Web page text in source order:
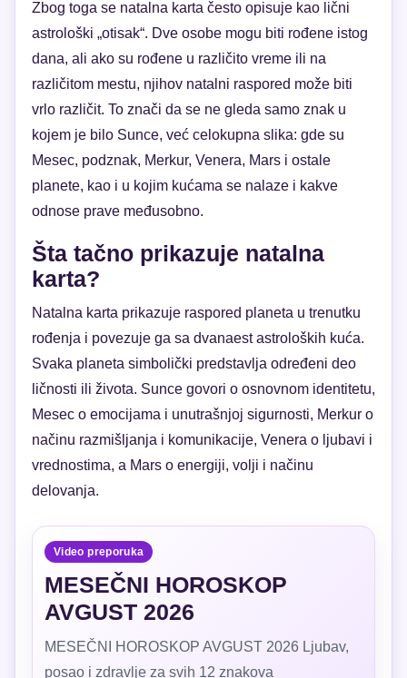
Zbog toga se natalna karta često opisuje kao lični
astrološki „otisak“. Dve osobe mogu biti rođene istog
dana, ali ako su rođene u različito vreme ili na
različitom mestu, njihov natalni raspored može biti
vrlo različit. To znači da se ne gleda samo znak u
kojem je bilo Sunce, već celokupna slika: gde su
Mesec, podznak, Merkur, Venera, Mars i ostale
planete, kao i u kojim kućama se nalaze i kakve
odnose prave međusobno.
Šta tačno prikazuje natalna
karta?
Natalna karta prikazuje raspored planeta u trenutku
rođenja i povezuje ga sa dvanaest astroloških kuća.
Svaka planeta simbolički predstavlja određeni deo
ličnosti ili života. Sunce govori o osnovnom identitetu,
Mesec o emocijama i unutrašnjoj sigurnosti, Merkur o
načinu razmišljanja i komunikacije, Venera o ljubavi i
vrednostima, a Mars o energiji, volji i načinu
delovanja.
Video preporuka
MESEČNI HOROSKOP
AVGUST 2026
MESEČNI HOROSKOP AVGUST 2026 Ljubav,
posao i zdravlje za svih 12 znakova